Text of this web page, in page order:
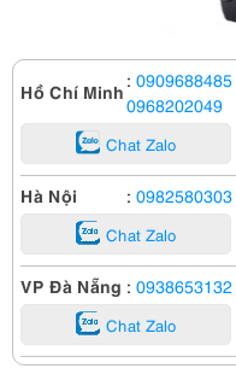
Hồ Chí Minh : 0909688485
0968202049
Chat Zalo
Hà Nội : 0982580303
Chat Zalo
VP Đà Nẵng : 0938653132
Chat Zalo